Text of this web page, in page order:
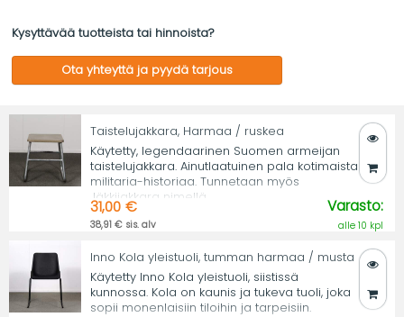
Kysyttävää tuotteista tai hinnoista?
Ota yhteyttä ja pyydä tarjous
Taistelujakkara, Harmaa / ruskea
Käytetty, legendaarinen Suomen armeijan
taistelujakkara. Ainutlaatuinen pala kotimaista
militaria-historiaa. Tunnetaan myös
Jäkkijakkara nimellä.
31,00 €
38,91 € sis. alv
Varasto:
alle 10 kpl
Inno Kola yleistuoli, tumman harmaa / musta
Käytetty Inno Kola yleistuoli, siistissä
kunnossa. Kola on kaunis ja tukeva tuoli, joka
sopii monenlaisiin tiloihin ja tarpeisiin.